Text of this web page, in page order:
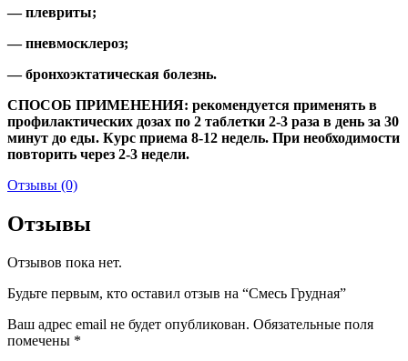
— плевриты;
— пневмосклероз;
— бронхоэктатическая болезнь.
СПОСОБ ПРИМЕНЕНИЯ: рекомендуется применять в
профилактических дозах по 2 таблетки 2-3 раза в день за 30
минут до еды. Курс приема 8-12 недель. При необходимости
повторить через 2-3 недели.
Отзывы (0)
Отзывы
Отзывов пока нет.
Будьте первым, кто оставил отзыв на “Смесь Грудная”
Ваш адрес email не будет опубликован. Обязательные поля
помечены *